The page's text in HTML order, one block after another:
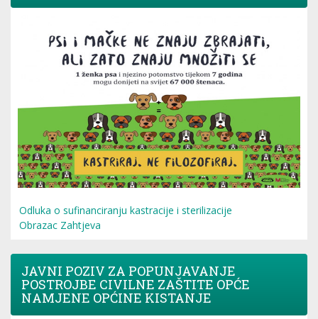
Odluka o sufinanciranju kastracije i sterilizacije
Obrazac Zahtjeva
JAVNI POZIV ZA POPUNJAVANJE
POSTROJBE CIVILNE ZAŠTITE OPĆE
NAMJENE OPĆINE KISTANJE